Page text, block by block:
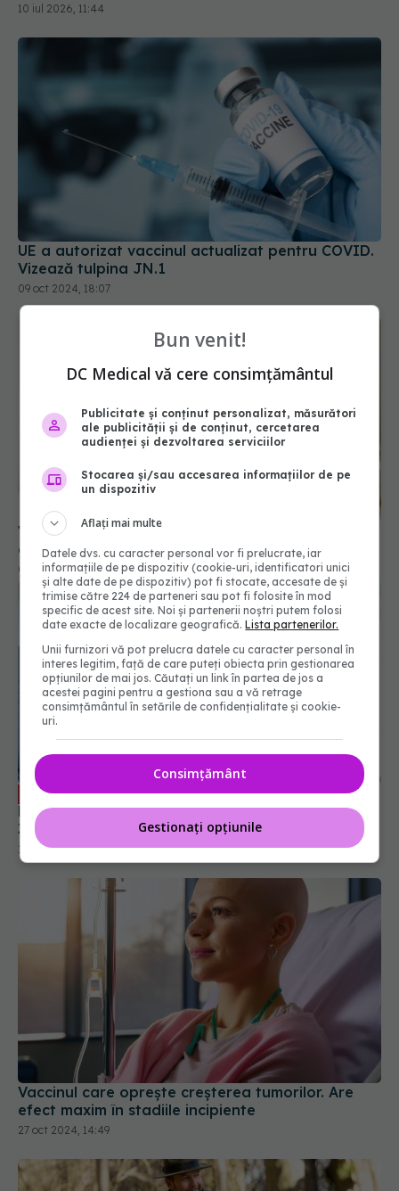
10 iul 2026, 11:44
UE a autorizat vaccinul actualizat pentru COVID.
Vizează tulpina JN.1
09 oct 2024, 18:07
Vaccinul antigripal la copii: Când este cel mai
eficient
04 iun 2026, 10:25
EXCLUSIV Cancerul de col uterin, prevenție.
Raluca Sîmbotin (MSD Romania): Provoacă
350.000 de decese. Sunt prevenibile
11 noi 2024, 13:55
Vaccinul care oprește creșterea tumorilor. Are
efect maxim în stadiile incipiente
27 oct 2024, 14:49
Bun venit!
DC Medical vă cere consimțământul
Publicitate și conținut personalizat, măsurători
ale publicității și de conținut, cercetarea
audienței și dezvoltarea serviciilor
Stocarea și/sau accesarea informațiilor de pe
un dispozitiv
Aflați mai multe
Datele dvs. cu caracter personal vor fi prelucrate, iar
informațiile de pe dispozitiv (cookie-uri, identificatori unici
și alte date de pe dispozitiv) pot fi stocate, accesate de și
trimise către 224 de parteneri sau pot fi folosite în mod
specific de acest site. Noi și partenerii noștri putem folosi
date exacte de localizare geografică.Lista partenerilor.
Unii furnizori vă pot prelucra datele cu caracter personal în
interes legitim, față de care puteți obiecta prin gestionarea
opțiunilor de mai jos. Căutați un link în partea de jos a
acestei pagini pentru a gestiona sau a vă retrage
consimțământul în setările de confidențialitate și cookie-
uri.
Consimțământ
Gestionați opțiunile